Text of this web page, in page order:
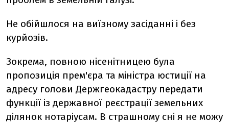
Не обійшлося на виїзному засіданні і без
курйозів.
Зокрема, повною нісенітницею була
пропозиція прем'єра та міністра юстиції на
адресу голови Держгеокадастру передати
функції із державної реєстрації земельних
ділянок нотаріусам. В страшному сні я не можу